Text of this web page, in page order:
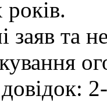
заяв та